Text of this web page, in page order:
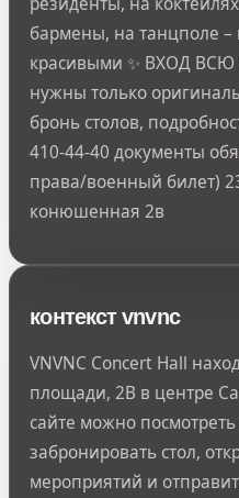
бармены, на танцполе –
красивыми ✨ ВХОД
нужны только
бронь столов,
410-44-40 документы
права/военный билет)
конюшенная 2в
контекст vnvnc
VNVNC Concert Hall
площади, 2В в центре
сайте можно
забронировать стол,
мероприятий и